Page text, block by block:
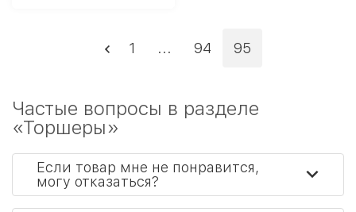
1 ... 94 95
Частые вопросы в разделе
«Торшеры»
Если товар мне не понравится,
могу отказаться?